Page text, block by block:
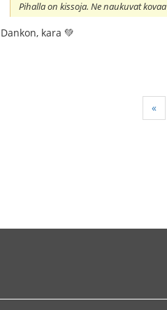
Pihalla on kissoja. Ne naukuvat kovaa
Dankon, kara 💚
«